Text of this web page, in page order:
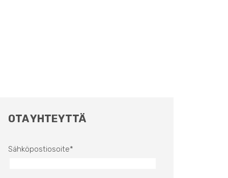
OTA YHTEYTTÄ
Sähköpostiosoite*